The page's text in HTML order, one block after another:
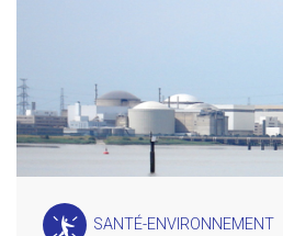
SANTÉ-ENVIRONNEMENT